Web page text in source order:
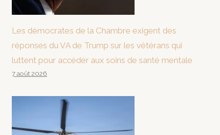
Les démocrates de la Chambre exigent des
réponses du VA de Trump sur les vétérans qui
luttent pour accéder aux soins de santé mentale
7 août 2026